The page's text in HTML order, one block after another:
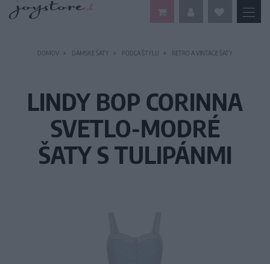
DOMOV DÁMSKE ŠATY PODĽA ŠTÝLU RETRO A VINTAGE ŠATY
LINDY BOP CORINNA
SVETLO-MODRÉ
ŠATY S TULIPÁNMI